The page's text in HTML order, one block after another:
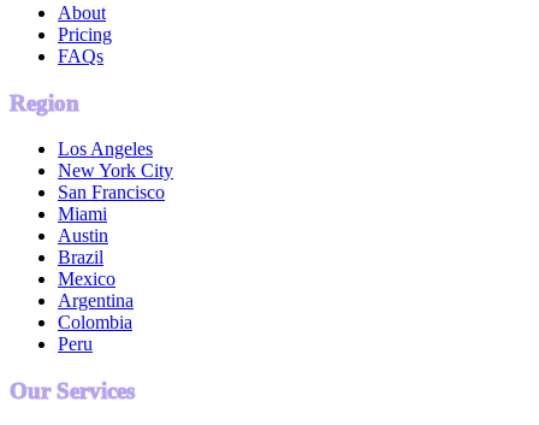
About
Pricing
FAQs
Region
Los Angeles
New York City
San Francisco
Miami
Austin
Brazil
Mexico
Argentina
Colombia
Peru
Our Services